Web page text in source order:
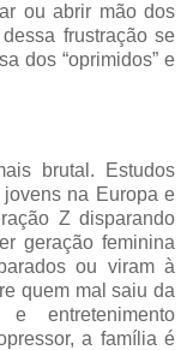
ou abrir mão dos
frustração se
dos “oprimidos” e
brutal. Estudos
na Europa e
Z disparando
geração feminina
ou viram à
quem mal saiu da
e entretenimento
a família é